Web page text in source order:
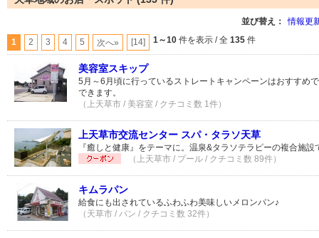
並び替え： 情報更
1 2 3 4 5 次へ» [14] 1～10 件を表示 / 全 135 件
美容室スキップ
5月～6月頃に行っているストレートキャンペーンはおすすめ
できます。
（上天草市 / 美容室 / クチコミ数 1件）
上天草市交流センター スパ・タラソ天草
『癒しと健康』をテーマに。温泉&タラソテラピーの複合施設
（上天草市 / プール / クチコミ数 89件）
キムラパン
給食にも出されているふわふわ美味しいメロンパン♪
（天草市 / パン / クチコミ数 32件）